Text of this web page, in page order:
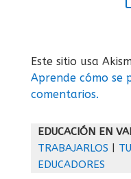
Este sitio usa
Aprende cómo se
comentarios.
EDUCACIÓN EN
TRABAJARLOS
EDUCADORES